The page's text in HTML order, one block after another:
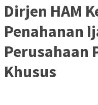
Dirjen HAM
Penahanan
Perusahaan
Khusus